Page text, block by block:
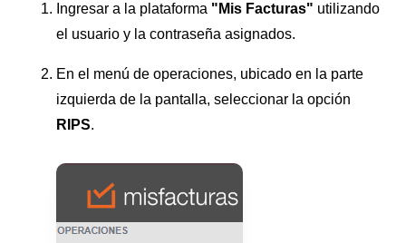
Ingresar a la plataforma "Mis Facturas" utilizando
el usuario y la contraseña asignados.
En el menú de operaciones, ubicado en la parte
izquierda de la pantalla, seleccionar la opción
RIPS.